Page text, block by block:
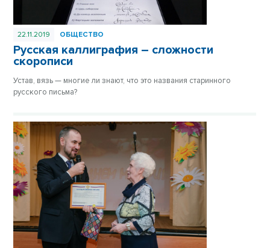
22.11.2019 ОБЩЕСТВО
Русская каллиграфия – сложности
скорописи
Устав, вязь — многие ли знают, что это названия старинного
русского письма?